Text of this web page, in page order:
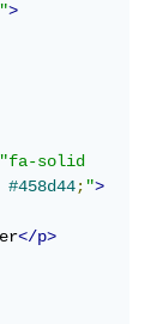
>
"fa-solid
#458d44;">
</p>